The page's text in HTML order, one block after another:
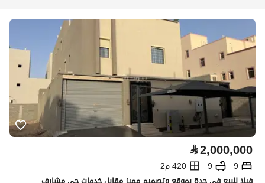
⃁2,000,000
9
9
420 م2